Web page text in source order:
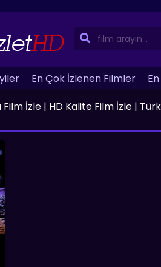
En Çok İzlenen Filmler
İzle | HD Kalite Film İzle |